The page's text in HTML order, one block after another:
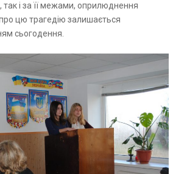
так і за її межами, оприлюднення
цю трагедію залишається
сьогодення.